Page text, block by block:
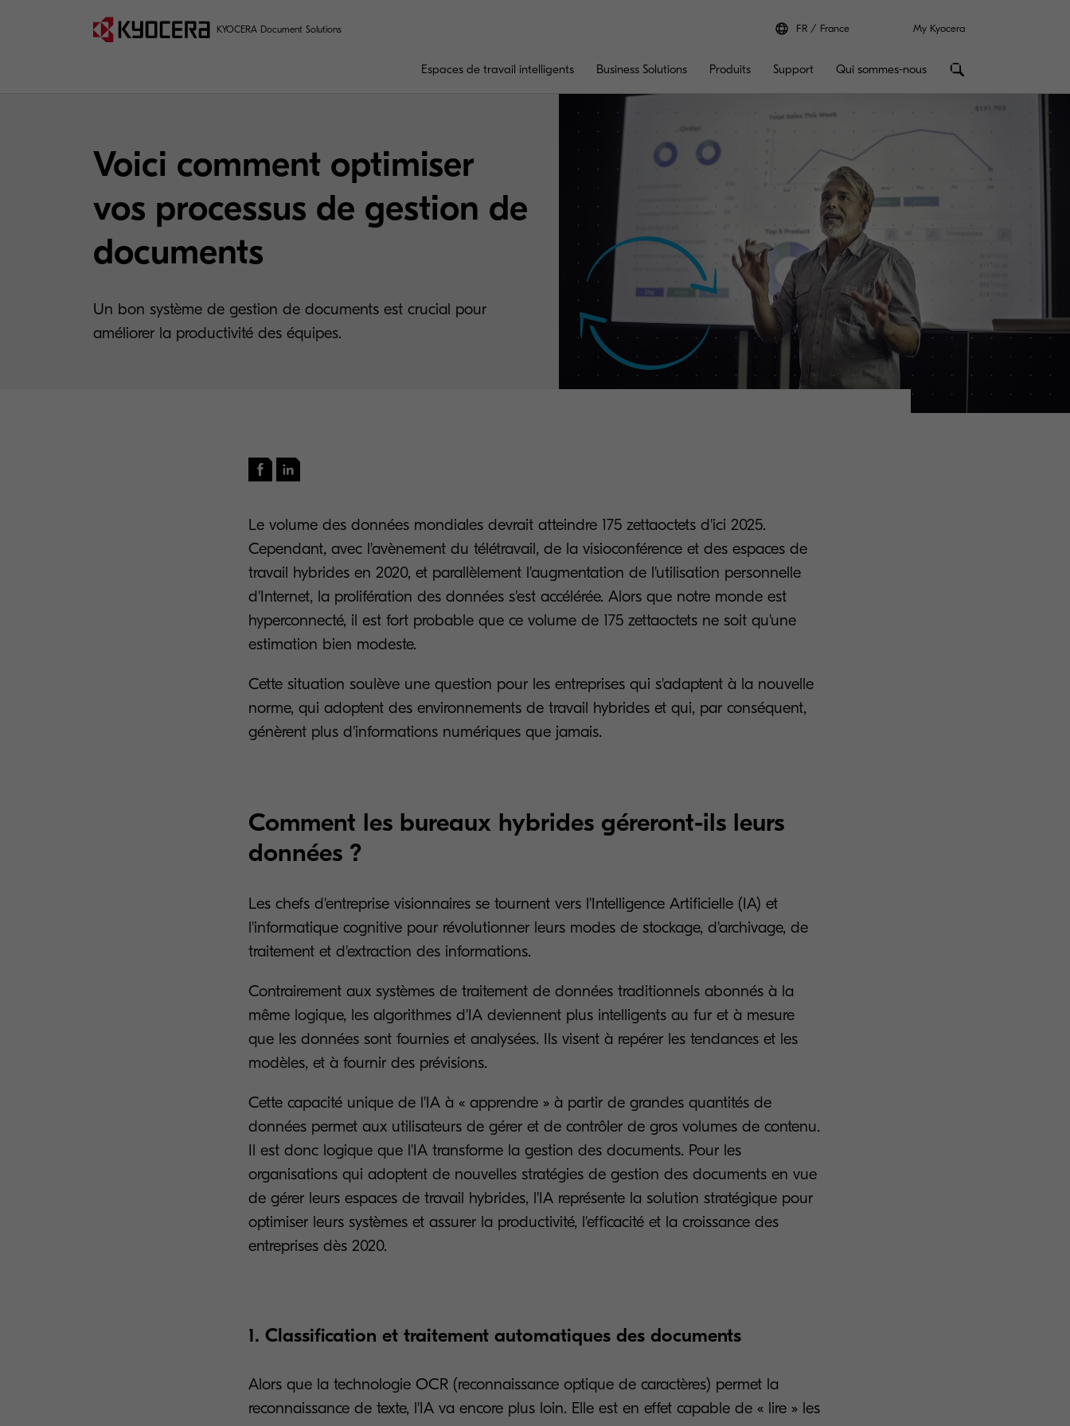
KYOCERA Document Solutions FR France My Kyocera
Espaces de travail intelligents Business Solutions Produits Support Qui sommes-nous
Voici comment optimiser
vos processus de gestion de
documents
Un bon système de gestion de documents est crucial pour
améliorer la productivité des équipes.
Le volume des données mondiales devrait atteindre 175 zettaoctets d'ici 2025.
Cependant, avec l'avènement du télétravail, de la visioconférence et des espaces de
travail hybrides en 2020, et parallèlement l'augmentation de l'utilisation personnelle
d'Internet, la prolifération des données s'est accélérée. Alors que notre monde est
hyperconnecté, il est fort probable que ce volume de 175 zettaoctets ne soit qu'une
estimation bien modeste.
Cette situation soulève une question pour les entreprises qui s'adaptent à la nouvelle
norme, qui adoptent des environnements de travail hybrides et qui, par conséquent,
génèrent plus d'informations numériques que jamais.
Comment les bureaux hybrides géreront-ils leurs
données ?
Les chefs d'entreprise visionnaires se tournent vers l'Intelligence Artificielle (IA) et
l'informatique cognitive pour révolutionner leurs modes de stockage, d'archivage, de
traitement et d'extraction des informations.
Contrairement aux systèmes de traitement de données traditionnels abonnés à la
même logique, les algorithmes d'IA deviennent plus intelligents au fur et à mesure
que les données sont fournies et analysées. Ils visent à repérer les tendances et les
modèles, et à fournir des prévisions.
Cette capacité unique de l'IA à « apprendre » à partir de grandes quantités de
données permet aux utilisateurs de gérer et de contrôler de gros volumes de contenu.
Il est donc logique que l'IA transforme la gestion des documents. Pour les
organisations qui adoptent de nouvelles stratégies de gestion des documents en vue
de gérer leurs espaces de travail hybrides, l'IA représente la solution stratégique pour
optimiser leurs systèmes et assurer la productivité, l'efficacité et la croissance des
entreprises dès 2020.
1. Classification et traitement automatiques des documents
Alors que la technologie OCR (reconnaissance optique de caractères) permet la
reconnaissance de texte, l'IA va encore plus loin. Elle est en effet capable de « lire » les